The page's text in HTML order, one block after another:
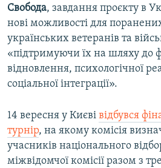
Свобода, завдання проєкту в
нові можливості для
українських ветеранів та
«підтримуючи їх на шляху до
відновлення, психологічної
соціальної інтеграції».
14 вересня у Києві відбувся
турнір, на якому комісія
учасників національного
міжвідомчої комісії разом з